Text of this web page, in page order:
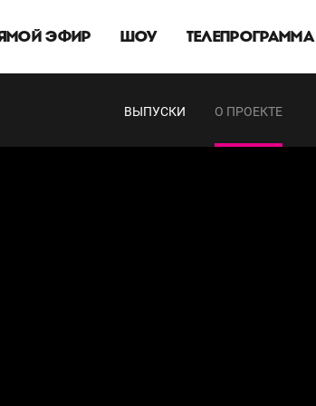
ЭФИР ШОУ ТЕЛЕПРОГРАММА
ВЫПУСКИ О ПРОЕКТЕ